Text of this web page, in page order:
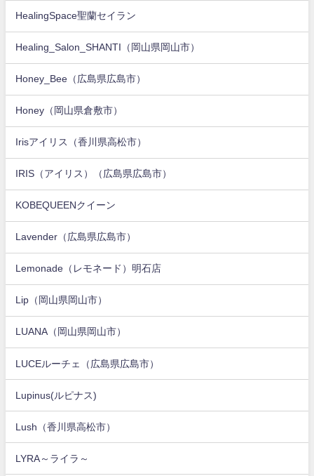
HealingSpace聖蘭セイラン
Healing_Salon_SHANTI（岡山県岡山市）
Honey_Bee（広島県広島市）
Honey（岡山県倉敷市）
Irisアイリス（香川県高松市）
IRIS（アイリス）（広島県広島市）
KOBEQUEENクイーン
Lavender（広島県広島市）
Lemonade（レモネード）明石店
Lip（岡山県岡山市）
LUANA（岡山県岡山市）
LUCEルーチェ（広島県広島市）
Lupinus(ルピナス)
Lush（香川県高松市）
LYRA～ライラ～